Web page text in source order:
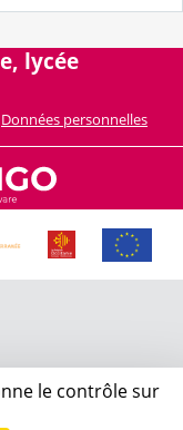
lycée
Données personnelles
le contrôle sur